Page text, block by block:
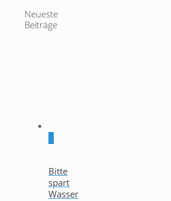
Neueste
Beiträge
Bitte
spart
Wasser